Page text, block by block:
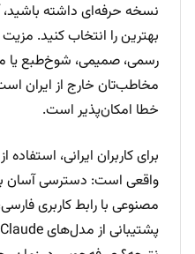
بهترین را انتخاب کنید.
رسمی، صمیمی، شوخ‌طبع یا
مخاطب‌تان خارج از ایران
خطا امکان‌پذیر است.
واقعی است: دسترسی
مصنوعی با رابط کاربری